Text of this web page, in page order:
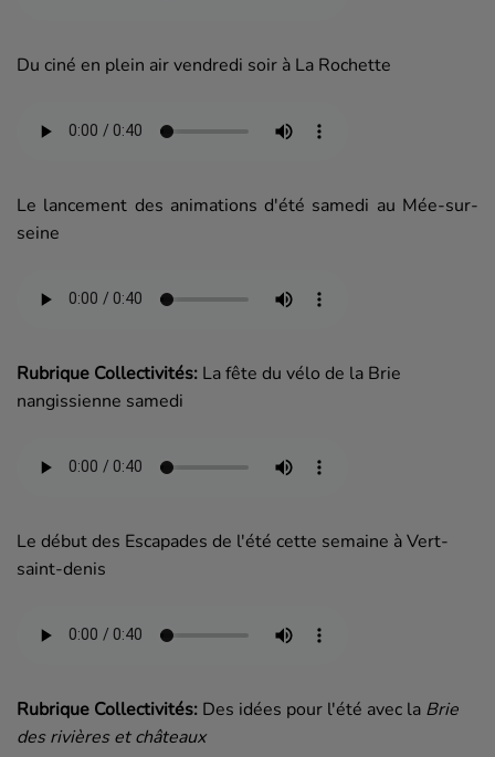
Du ciné en plein air vendredi soir à La Rochette
Le lancement des animations d'été samedi au Mée-sur-
seine
Rubrique Collectivités: La fête du vélo de la Brie
nangissienne samedi
Le début des Escapades de l'été cette semaine à Vert-
saint-denis
Rubrique Collectivités: Des idées pour l'été avec la Brie
des rivières et châteaux